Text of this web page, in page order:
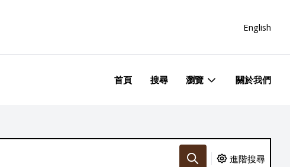
English
首頁 搜尋 瀏覽 關於我們
進階搜尋